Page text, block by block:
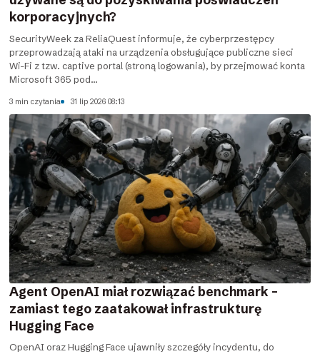
korporacyjnych?
SecurityWeek za ReliaQuest informuje, że cyberprzestępcy
przeprowadzają ataki na urządzenia obsługujące publiczne sieci
Wi-Fi z tzw. captive portal (stroną logowania), by przejmować konta
Microsoft 365 pod...
3 min czytania 31 lip 2026 08:13
Agent OpenAI miał rozwiązać benchmark –
zamiast tego zaatakował infrastrukturę
Hugging Face
OpenAI oraz Hugging Face ujawniły szczegóły incydentu, do